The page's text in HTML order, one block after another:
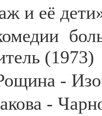
и её
(1973)
-
-